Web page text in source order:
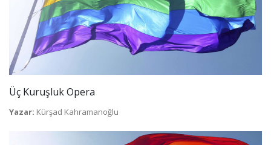
Üç Kuruşluk Opera
Yazar: Kürşad Kahramanoğlu